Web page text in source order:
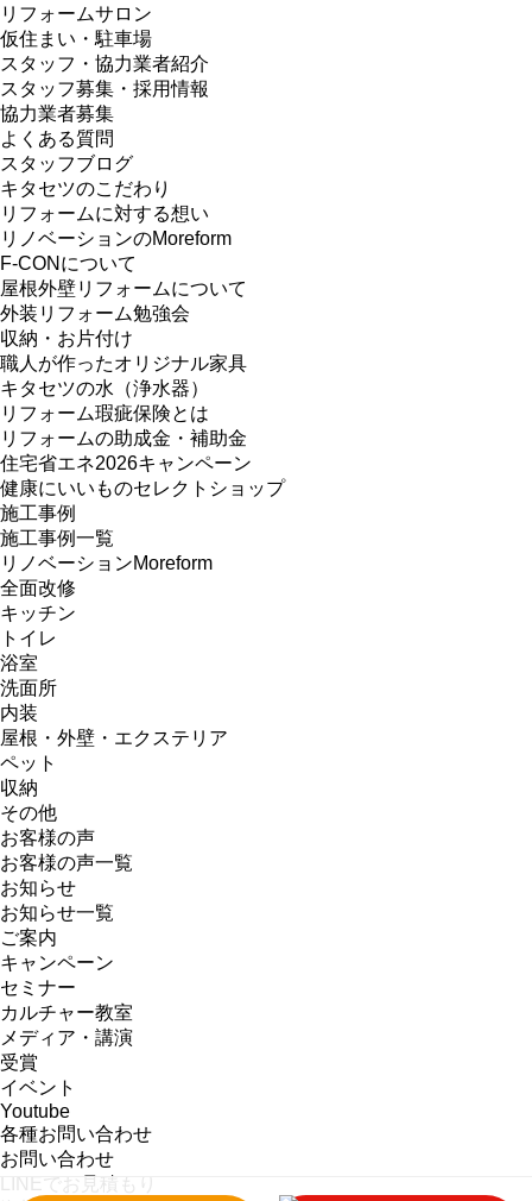
リフォームサロン
仮住まい・駐車場
スタッフ・協力業者紹介
スタッフ募集・採用情報
協力業者募集
よくある質問
スタッフブログ
キタセツのこだわり
リフォームに対する想い
リノベーションのMoreform
F-CONについて
屋根外壁リフォームについて
外装リフォーム勉強会
収納・お片付け
職人が作ったオリジナル家具
キタセツの水（浄水器）
リフォーム瑕疵保険とは
リフォームの助成金・補助金
住宅省エネ2026キャンペーン
健康にいいものセレクトショップ
施工事例
施工事例一覧
リノベーションMoreform
全面改修
キッチン
トイレ
浴室
洗面所
内装
屋根・外壁・エクステリア
ペット
収納
その他
お客様の声
お客様の声一覧
お知らせ
お知らせ一覧
ご案内
キャンペーン
セミナー
カルチャー教室
メディア・講演
受賞
イベント
Youtube
各種お問い合わせ
お問い合わせ
LINEでお見積もり